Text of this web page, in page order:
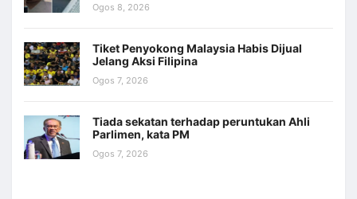
Ogos 8, 2026
Tiket Penyokong Malaysia Habis Dijual
Jelang Aksi Filipina
Ogos 7, 2026
Tiada sekatan terhadap peruntukan Ahli
Parlimen, kata PM
Ogos 7, 2026